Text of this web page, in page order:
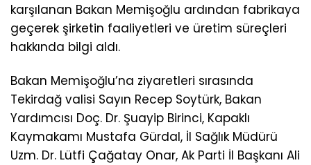
karşılanan Bakan Memişoğlu ardından fabrikaya
geçerek şirketin faaliyetleri ve üretim süreçleri
hakkında bilgi aldı.
Bakan Memişoğlu’na ziyaretleri sırasında
Tekirdağ valisi Sayın Recep Soytürk, Bakan
Yardımcısı Doç. Dr. Şuayip Birinci, Kapaklı
Kaymakamı Mustafa Gürdal, İl Sağlık Müdürü
Uzm. Dr. Lütfi Çağatay Onar, Ak Parti İl Başkanı Ali